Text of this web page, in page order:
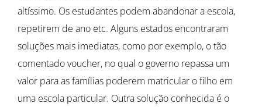
altíssimo. Os estudantes podem abandonar a escola,
repetirem de ano etc. Alguns estados encontraram
soluções mais imediatas, como por exemplo, o tão
comentado voucher, no qual o governo repassa um
valor para as famílias poderem matricular o filho em
uma escola particular. Outra solução conhecida é o